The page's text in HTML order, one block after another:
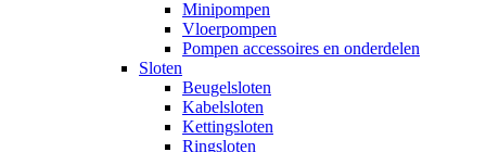
Minipompen
Vloerpompen
Pompen accessoires en onderdelen
Sloten
Beugelsloten
Kabelsloten
Kettingsloten
Ringsloten